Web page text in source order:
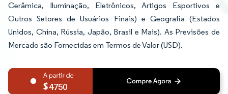
Cerâmica, Iluminação, Eletrônicos, Artigos Esportivos e
Outros Setores de Usuários Finais) e Geografia (Estados
Unidos, China, Rússia, Japão, Brasil e Mais). As Previsões de
Mercado são Fornecidas em Termos de Valor (USD).
4750